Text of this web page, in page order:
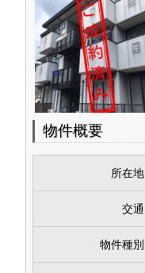
物件概要
所在地
交通
物件種別